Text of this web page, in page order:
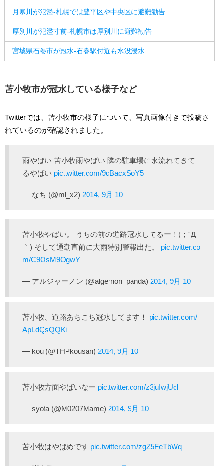
月寒川が氾濫-札幌では豊平区や中央区に避難勧告
厚別川が氾濫寸前-札幌市は厚別川に避難勧告
宮城県石巻市が冠水-石巻駅付近も水没浸水
苫小牧市が冠水している様子など
Twitterでは、苫小牧市の様子について、写真画像付きで投稿さ
れているのが確認されました。
雨やばい 苫小牧雨やばい 隣の駐車場に水流れてきて
るやばい pic.twitter.com/9dBacxSoY5
— なち (@ml_x2) 2014, 9月 10
苫小牧やばい。 うちの前の道路冠水してるー！(；´Д
｀) そして通勤直前に大雨特別警報出た。 pic.twitter.co
m/C9OsM9OgwY
— アルジャーノン (@algernon_panda) 2014, 9月 10
苫小牧、道路あちこち冠水してます！ pic.twitter.com/
ApLdQsQQKi
— kou (@THPkousan) 2014, 9月 10
苫小牧方面やばいなー pic.twitter.com/z3juIwjUcl
— syota (@M0207Mame) 2014, 9月 10
苫小牧はやばめです pic.twitter.com/zgZ5FeTbWq